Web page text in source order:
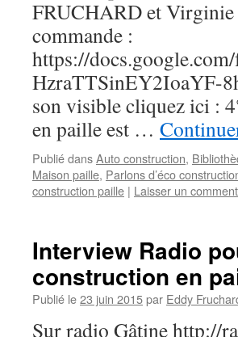
FRUCHARD et
commande :
https://
HzraTTSinEY2IoaYF-
son visible cliquez ici :
en paille est …
Publié dansAuto construction,
Maison paille, Parlons d’éco
construction paille | Laisser un
Interview Radio
construction en
Publié le23 juin 2015par Eddy
Sur radio Gâtine http://